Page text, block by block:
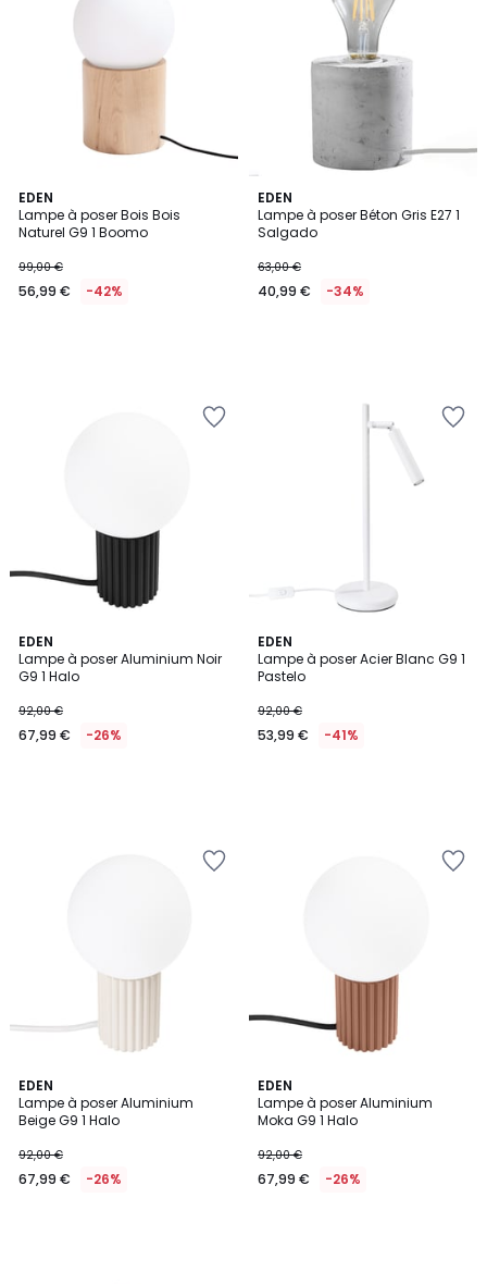
EDEN
Lampe à poser Bois Bois
Naturel G9 1 Boomo
99,00 €
56,99 € -42%
EDEN
Lampe à poser Béton Gris E27 1
Salgado
63,00 €
40,99 € -34%
EDEN
Lampe à poser Aluminium Noir
G9 1 Halo
92,00 €
67,99 € -26%
EDEN
Lampe à poser Acier Blanc G9 1
Pastelo
92,00 €
53,99 € -41%
EDEN
Lampe à poser Aluminium
Beige G9 1 Halo
92,00 €
67,99 € -26%
EDEN
Lampe à poser Aluminium
Moka G9 1 Halo
92,00 €
67,99 € -26%